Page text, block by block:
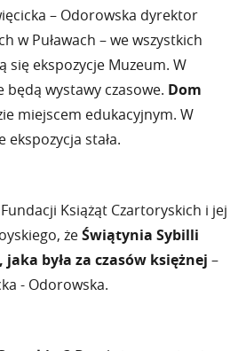
– Odorowska dyrektor
w Puławach – we wszystkich
się ekspozycje Muzeum. W
będą wystawy czasowe. Dom
miejscem edukacyjnym. W
ekspozycja stała.
Książąt Czartoryskich i jej
żeŚwiątynia Sybilli
była za czasów księżnej –
- Odorowska.